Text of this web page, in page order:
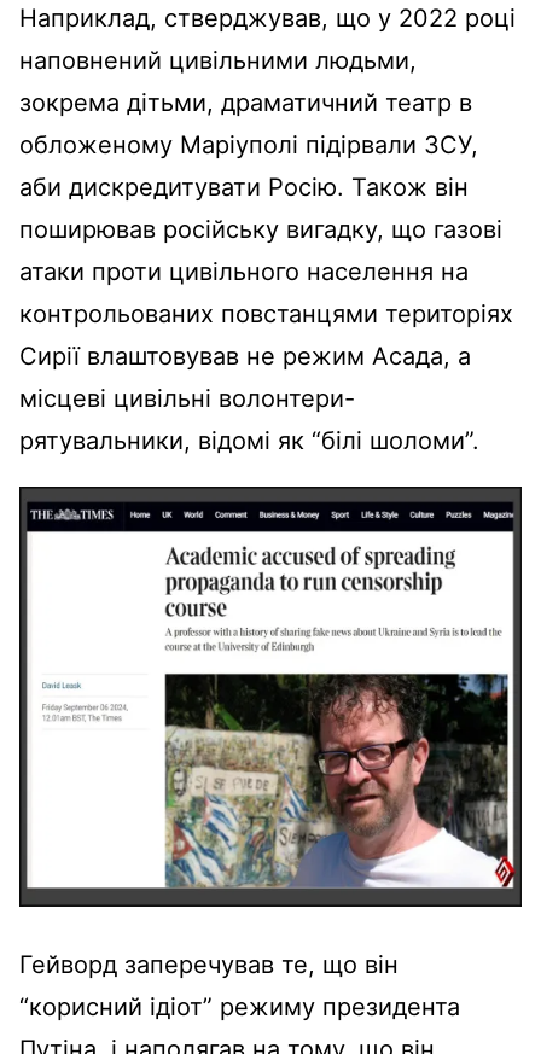
Наприклад, стверджував, що у 2022 році
наповнений цивільними людьми,
зокрема дітьми, драматичний театр в
обложеному Маріуполі підірвали ЗСУ,
аби дискредитувати Росію. Також він
поширював російську вигадку, що газові
атаки проти цивільного населення на
контрольованих повстанцями територіях
Сирії влаштовував не режим Асада, а
місцеві цивільні волонтери-
рятувальники, відомі як “білі шоломи”.
Гейворд заперечував те, що він
“корисний ідіот” режиму президента